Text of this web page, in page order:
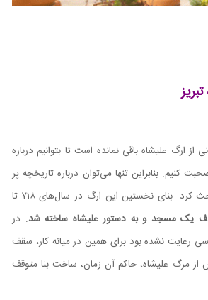
از ارگ علیشاه باقی نمانده است تا بتوانیم درباره
بنابراین تنها می‌توان درباره تاریخچه پر
فراز و نشیب این قلعه بحث کرد. بنای نخستین این ارگ در سال‌های ۷۱۸ تا
یک مسجد و به دستور علیشاه ساخته شد. در
رعایت نشده بود برای همین در میانه کار، سقف
مرگ علیشاه، حاکم آن زمان، ساخت بنا متوقف